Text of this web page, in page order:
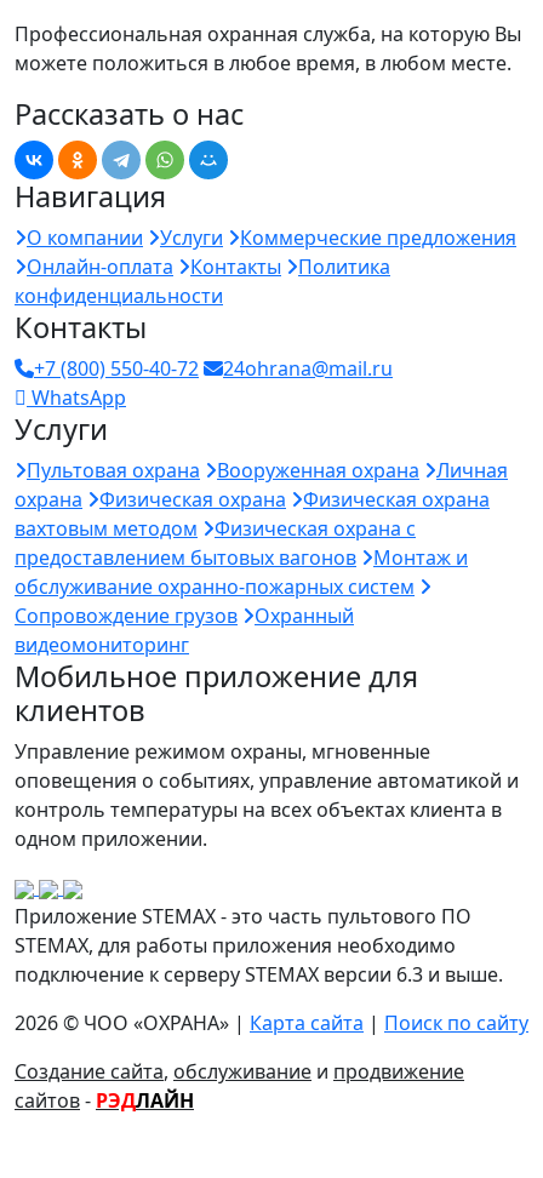
Профессиональная охранная служба, на которую Вы
можете положиться в любое время, в любом месте.
Рассказать о нас
Навигация
О компании Услуги
Коммерческие предложения
Онлайн-оплата
Контакты
Политика
конфиденциальности
Контакты
+7 (800) 550-40-72
24ohrana@mail.ru
WhatsApp
Услуги
Пультовая охрана Вооруженная охрана
Личная
охрана
Физическая охрана
Физическая охрана
вахтовым методом
Физическая охрана с
предоставлением бытовых вагонов
Монтаж и
обслуживание охранно-пожарных систем
Сопровождение грузов
Охранный
видеомониторинг
Мобильное приложение для
клиентов
Управление режимом охраны, мгновенные
оповещения о событиях, управление автоматикой и
контроль температуры на всех объектах клиента в
одном приложении.
Приложение STEMAX - это часть пультового ПО
STEMAX, для работы приложения необходимо
подключение к серверу STEMAX версии 6.3 и выше.
2026 © ЧОО «ОХРАНА» | Карта сайта | Поиск по сайту
Создание сайта, обслуживание и продвижение
сайтов- РЭДЛАЙН